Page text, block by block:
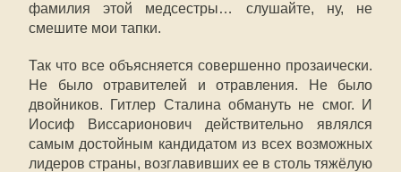
фамилия этой медсестры… слушайте, ну, не
смешите мои тапки.
Так что все объясняется совершенно прозаически.
Не было отравителей и отравления. Не было
двойников. Гитлер Сталина обмануть не смог. И
Иосиф Виссарионович действительно являлся
самым достойным кандидатом из всех возможных
лидеров страны, возглавивших ее в столь тяжёлую